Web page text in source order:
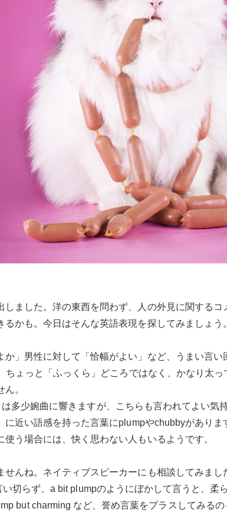
しました。洋の東西を問わず、人の外見に関する
かも。今日はそんな英語表現を探してみましょう。
」男性に対して「恰幅がよい」など、うまい言い
ちょっと「ふっくら」どころではなく、かなり太
。
多少婉曲に響きますが、こちらも言われてよい気
に近い語感を持った言葉にplumpやchubbyがあり
う場合には、快く思わない人もいるようです。
せんね。ネイティブスピーカーにも相談してみま
切らず、a bit plumpのようにぼかして言うと、柔
but charming など、誉め言葉をプラスしてみるの